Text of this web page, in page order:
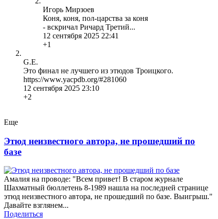
Игорь Мирзоев
Коня, коня, пол-царства за коня
- вскричал Ричард Третий...
12 сентября 2025 22:41
+1
G.E.
Это финал не лучшего из этюдов Троицкого.
https://www.yacpdb.org/#281060
12 сентября 2025 23:10
+2
Еще
Этюд неизвестного автора, не прошедший по
базе
Амалия на проводе: "Всем привет! В старом журнале
Шахматный бюллетень 8-1989 нашла на последней странице
этюд неизвестного автора, не прошедший по базе. Выигрыш."
Давайте взглянем...
Поделиться